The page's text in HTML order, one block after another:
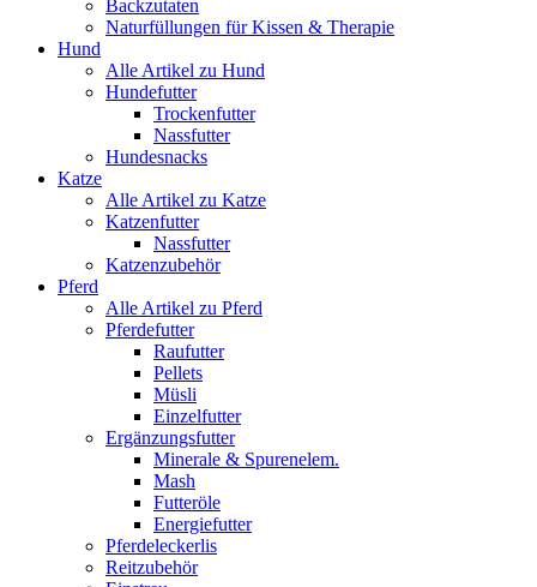
Backzutaten
Naturfüllungen für Kissen & Therapie
Hund
Alle Artikel zu Hund
Hundefutter
Trockenfutter
Nassfutter
Hundesnacks
Katze
Alle Artikel zu Katze
Katzenfutter
Nassfutter
Katzenzubehör
Pferd
Alle Artikel zu Pferd
Pferdefutter
Raufutter
Pellets
Müsli
Einzelfutter
Ergänzungsfutter
Minerale & Spurenelem.
Mash
Futteröle
Energiefutter
Pferdeleckerlis
Reitzubehör